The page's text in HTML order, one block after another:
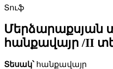
Տուֆ
Մերձարաքսյան
հանքավայր /II
Տեսակ՝հանքավայր